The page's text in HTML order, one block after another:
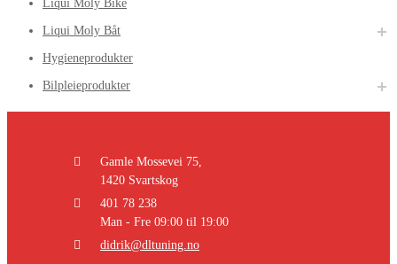
Liqui Moly Bike
Liqui Moly Båt
Hygieneprodukter
Bilpleieprodukter
Gamle Mossevei 75,
1420 Svartskog
401 78 238
Man - Fre 09:00 til 19:00
didrik@dltuning.no